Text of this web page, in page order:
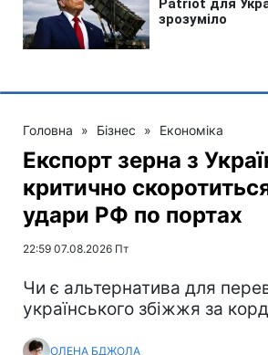
Головна » Бізнес » Економіка
Експорт зерна з
критично
удари РФ по портах
22:59 07.08.2026 Пт
Чи є альтернатива для
українського збіжжя за
ОЛЕНА БДЖОЛА